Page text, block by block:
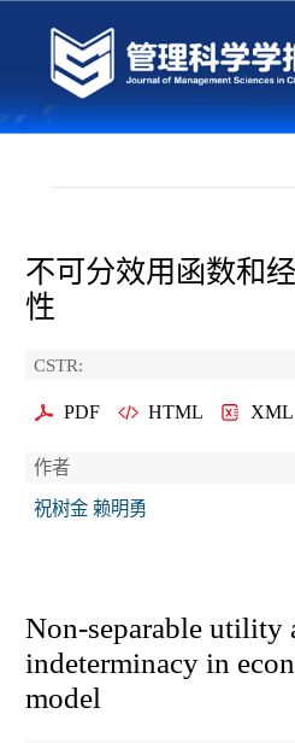
不可分效用函数和
性
CSTR:
PDF HTML XML
作者
祝树金 赖明勇
Non-separable utility
indeterminacy in
model